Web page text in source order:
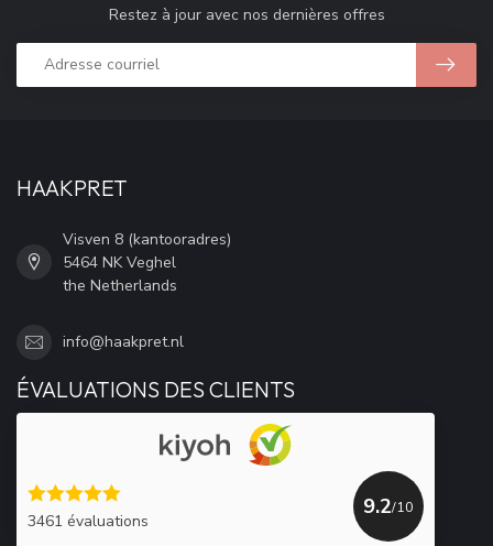
Restez à jour avec nos dernières offres
HAAKPRET
Visven 8 (kantooradres)
5464 NK Veghel
the Netherlands
info@haakpret.nl
ÉVALUATIONS DES CLIENTS
3461 évaluations
9.2/10